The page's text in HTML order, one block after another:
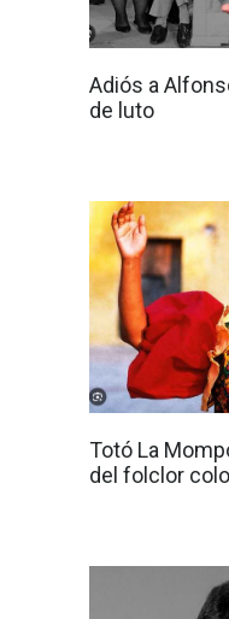
Adiós a
de luto
Totó La
del folclor